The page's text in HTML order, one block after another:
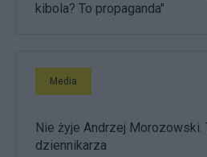
kibola? To propaganda"
Media
Nie żyje Andrzej Morozowski.
dziennikarza